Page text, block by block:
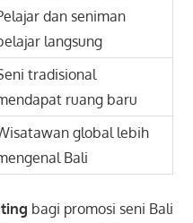
dan seniman
langsung
tradisional
ruang baru
global lebih
Bali
bagi promosi seni Bali